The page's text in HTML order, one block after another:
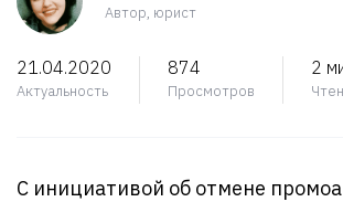
Автор, юрист
21.04.2020
Актуальность
874
Просмотров
2
С инициативой об отмене